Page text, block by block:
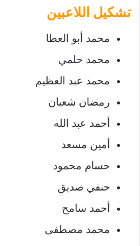
تشكيل اللاعبين
محمد أبو العطا
محمد حلمي
محمد عبد العظيم
رمضان شعبان
أحمد عبد الله
أمين مسعد
حسام محمود
حنفي صديق
أحمد سامح
محمد مصطفى